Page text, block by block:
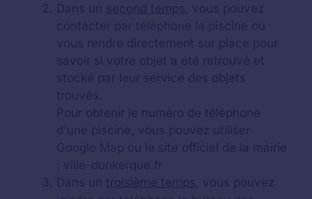
Dans un second temps , vous pouvez
ou
vous rendre directement sur place pour
savoir si votre objet a été retrouvé et
stocké par leur service des objets
trouvés.
Pour obtenir le numéro de téléphone
d'une piscine, vous pouvez utiliser
Google Map ou le site officiel de la mairie
: ville-dunkerque.fr
Dans un troisième temps , vous pouvez